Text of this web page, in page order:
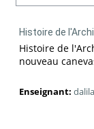
Histoire de
Histoire de
nouveau
Enseignant: